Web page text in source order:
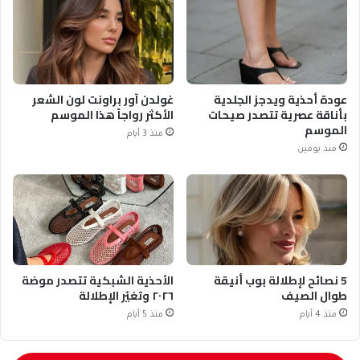
عودة أحذية ويدجز الجلدية
بأناقة عصرية تتصدر صيحات
الموسم
منذ يومين
غولدن آور براونت لون الشعر
الأكثر رواجاً هذا الموسم
منذ 3 أيام
5 نصائح لإطلالة بوب أنيقة
طوال الصيف
منذ 4 أيام
الأحذية الشبكية تتصدر موضة
٢٠٢٦ وتغيّر الإطلالة
منذ 5 أيام